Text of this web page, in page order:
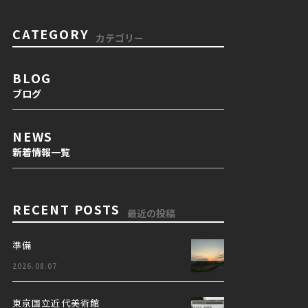
CATEGORY カテゴリー
BLOG
ブログ
NEWS
新着情報一覧
RECENT POSTS 最近の投稿
準備
2026.08.07
東京国立近代美術館